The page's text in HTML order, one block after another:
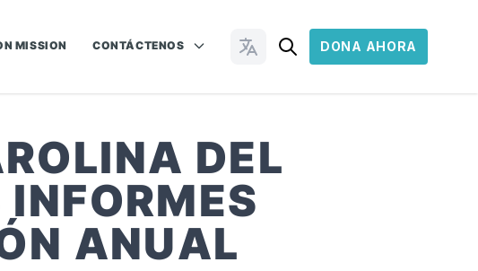
MISSION CONTÁCTENOS Cambiar idiomaDONA AHORA
DEL
ANUAL